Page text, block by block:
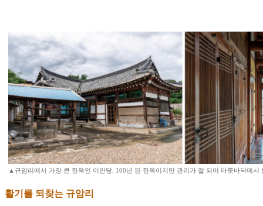
▲규암리에서 가장 큰 한옥인 이안당. 100년 된 한옥이지만 관리가 잘 되어 마룻바닥에서
활기를 되찾는 규암리